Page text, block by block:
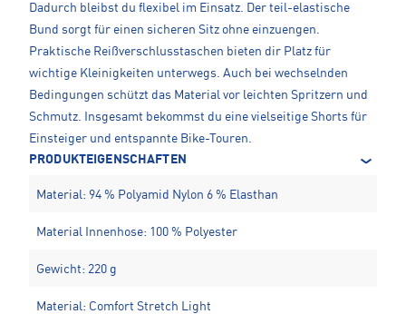
Dadurch bleibst du flexibel im Einsatz. Der teil-elastische
Bund sorgt für einen sicheren Sitz ohne einzuengen.
Praktische Reißverschlusstaschen bieten dir Platz für
wichtige Kleinigkeiten unterwegs. Auch bei wechselnden
Bedingungen schützt das Material vor leichten Spritzern und
Schmutz. Insgesamt bekommst du eine vielseitige Shorts für
Einsteiger und entspannte Bike-Touren.
PRODUKTEIGENSCHAFTEN
Material: 94 % Polyamid Nylon 6 % Elasthan
Material Innenhose: 100 % Polyester
Gewicht: 220 g
Material: Comfort Stretch Light